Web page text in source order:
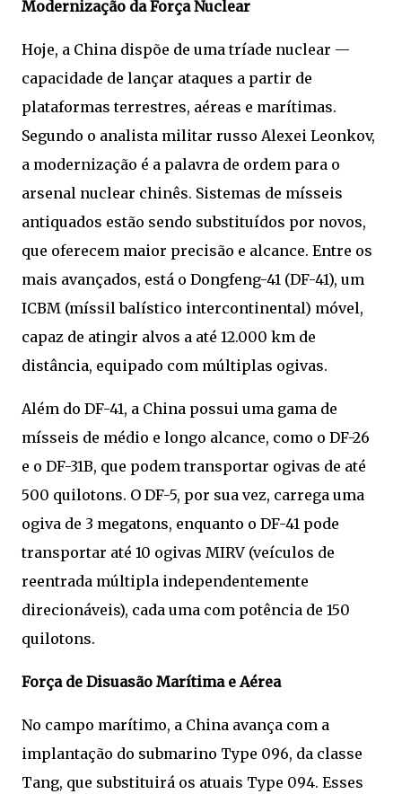
Modernização da Força Nuclear
Hoje, a China dispõe de uma tríade nuclear —
capacidade de lançar ataques a partir de
plataformas terrestres, aéreas e marítimas.
Segundo o analista militar russo Alexei Leonkov,
a modernização é a palavra de ordem para o
arsenal nuclear chinês. Sistemas de mísseis
antiquados estão sendo substituídos por novos,
que oferecem maior precisão e alcance. Entre os
mais avançados, está o Dongfeng-41 (DF-41), um
ICBM (míssil balístico intercontinental) móvel,
capaz de atingir alvos a até 12.000 km de
distância, equipado com múltiplas ogivas.
Além do DF-41, a China possui uma gama de
mísseis de médio e longo alcance, como o DF-26
e o DF-31B, que podem transportar ogivas de até
500 quilotons. O DF-5, por sua vez, carrega uma
ogiva de 3 megatons, enquanto o DF-41 pode
transportar até 10 ogivas MIRV (veículos de
reentrada múltipla independentemente
direcionáveis), cada uma com potência de 150
quilotons.
Força de Disuasão Marítima e Aérea
No campo marítimo, a China avança com a
implantação do submarino Type 096, da classe
Tang, que substituirá os atuais Type 094. Esses